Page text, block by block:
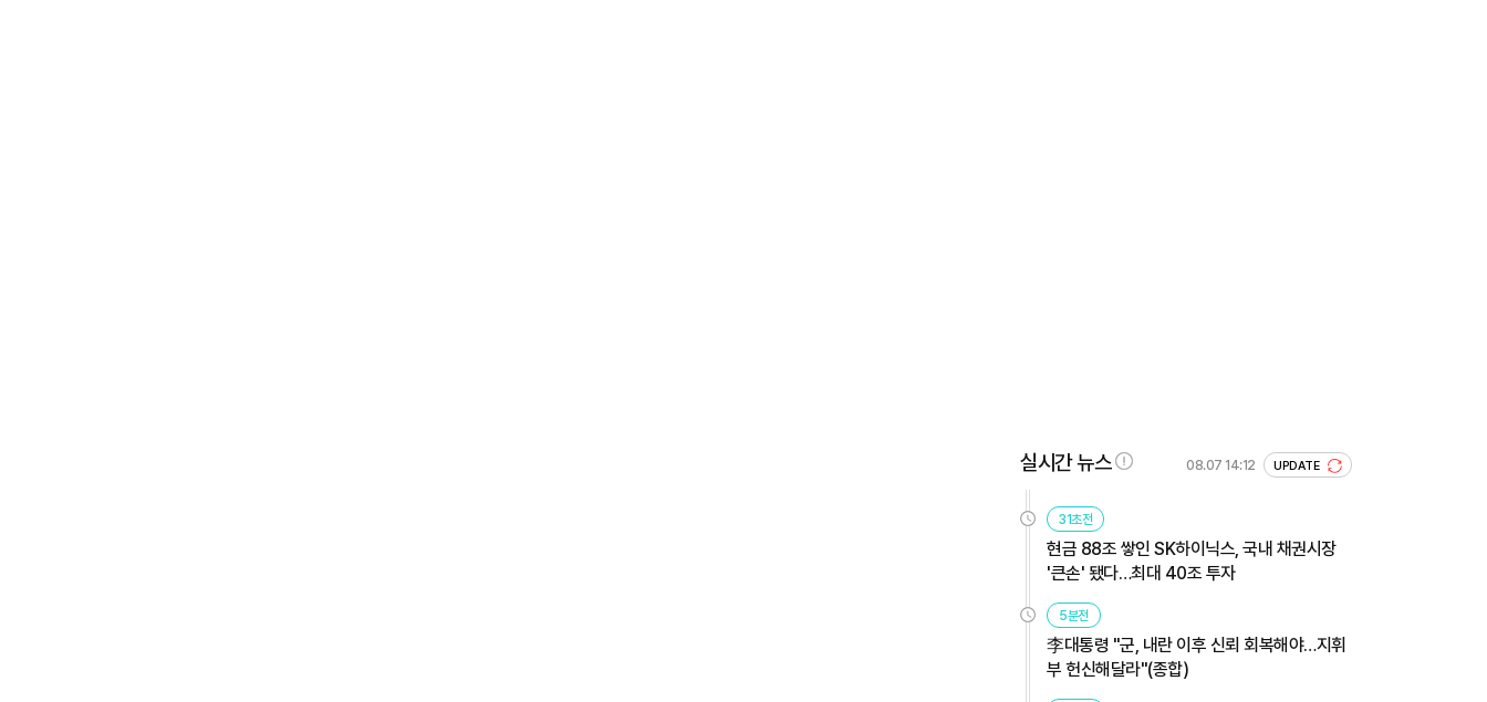
실시간 뉴스 08.07 14:12 UPDATE
31초전
현금 88조 쌓인 SK하이닉스, 국내 채권시장
'큰손' 됐다…최대 40조 투자
5분전
李대통령 "군, 내란 이후 신뢰 회복해야…지휘
부 헌신해달라"(종합)